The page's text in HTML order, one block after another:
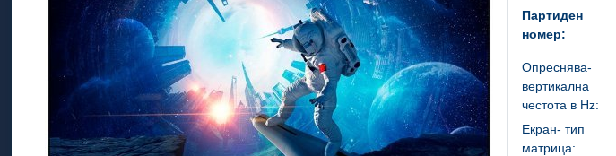
Партиден
номер:
Опреснява-
вертикална
честота в Hz:
Екран- тип
матрица: